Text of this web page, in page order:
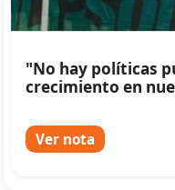
"No hay políticas
crecimiento en
Ver nota